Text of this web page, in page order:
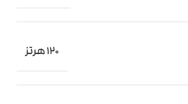
120 هرتز